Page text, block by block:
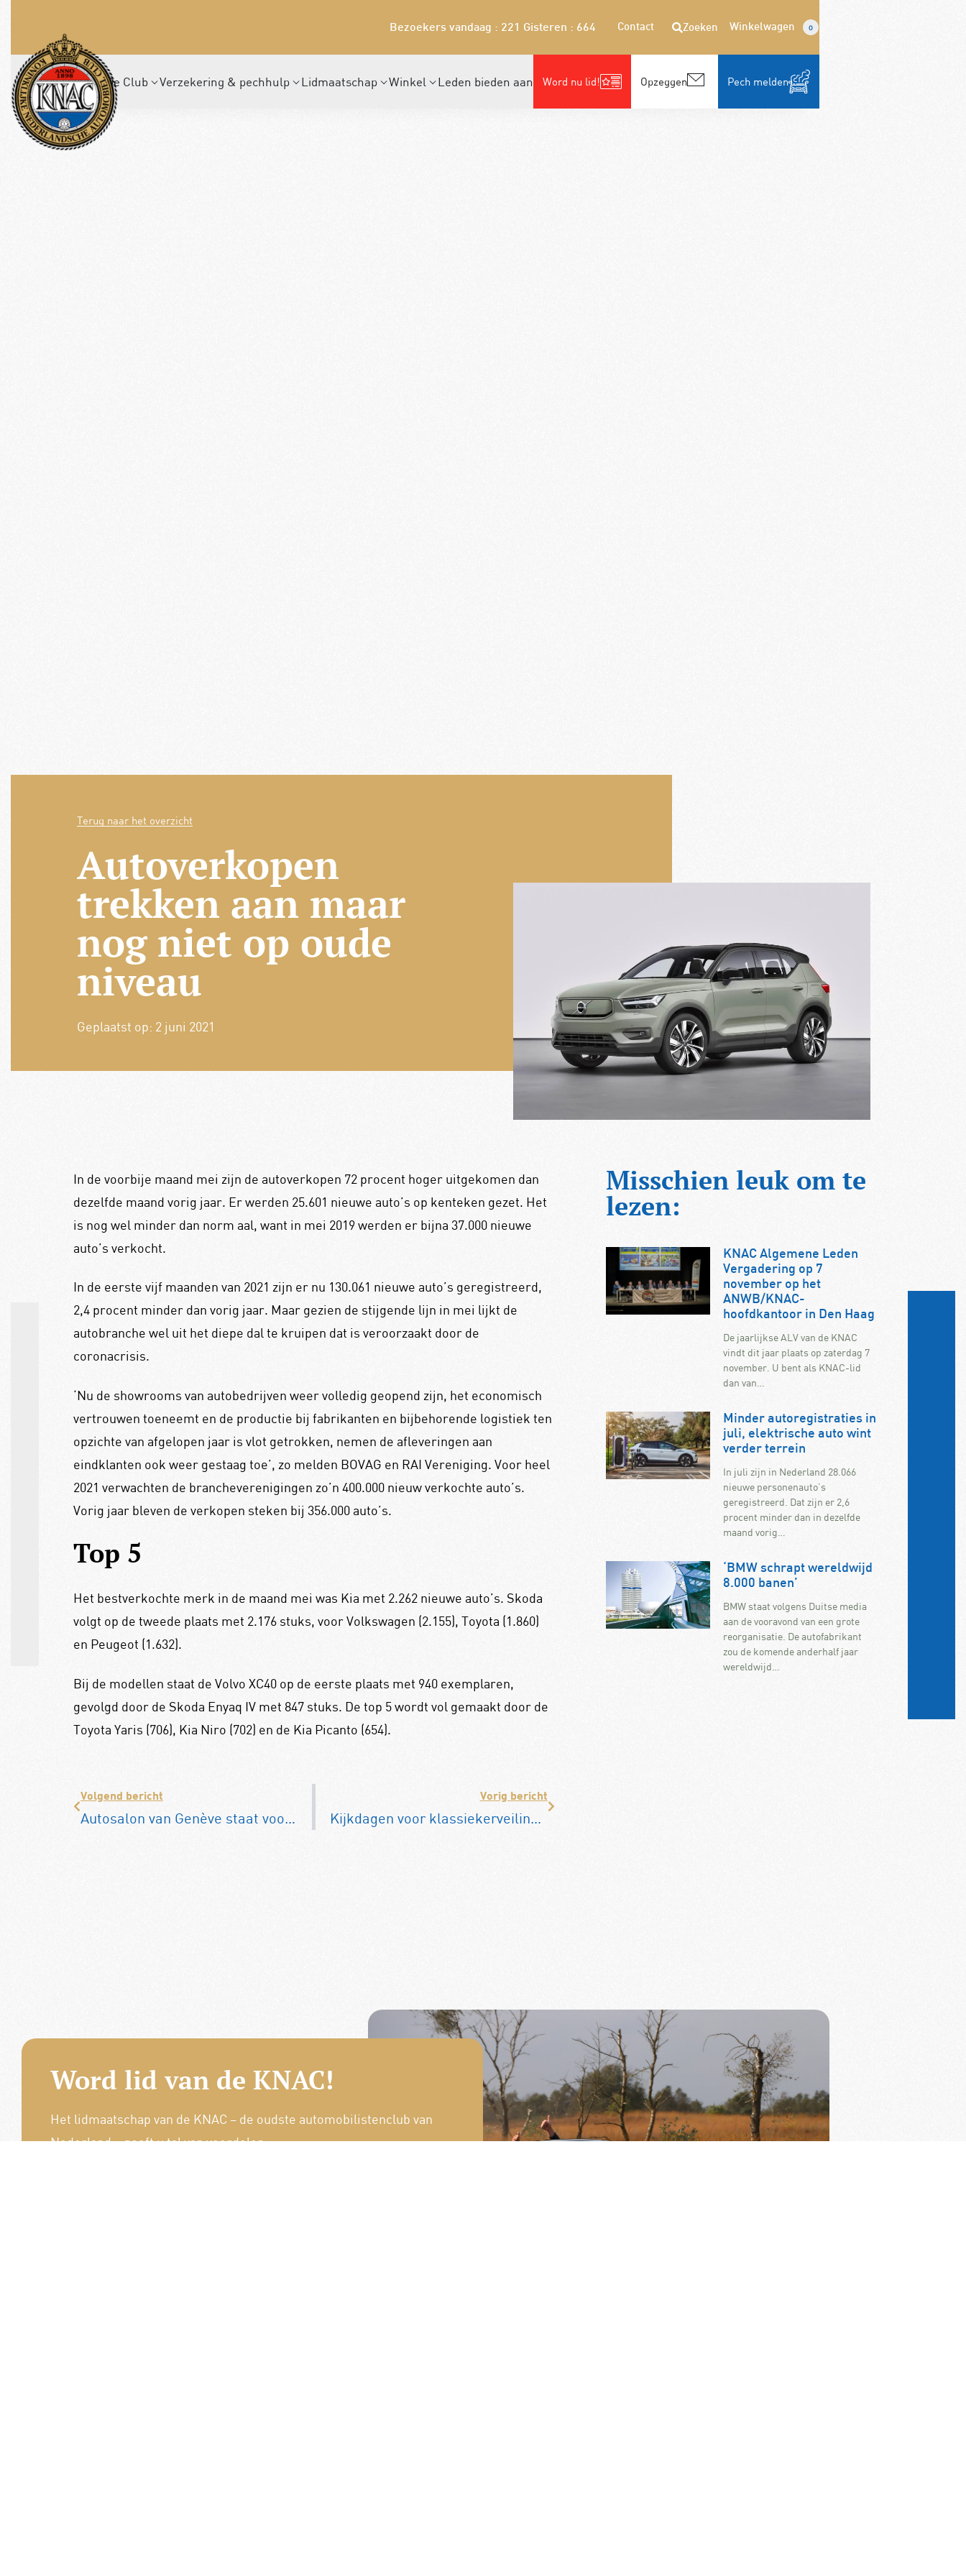
Bezoekers vandaag : 221 Gisteren : 664 Contact Zoeken Winkelwagen 0
De Club Verzekering & pechhulp Lidmaatschap Winkel Leden bieden aan Word nu lid! Opzeggen Pech melden
Terug naar het overzicht
Autoverkopen
trekken aan maar
nog niet op oude
niveau
Geplaatst op: 2 juni 2021
In de voorbije maand mei zijn de autoverkopen 72 procent hoger uitgekomen dan
dezelfde maand vorig jaar. Er werden 25.601 nieuwe auto’s op kenteken gezet. Het
is nog wel minder dan norm aal, want in mei 2019 werden er bijna 37.000 nieuwe
auto’s verkocht.
In de eerste vijf maanden van 2021 zijn er nu 130.061 nieuwe auto’s geregistreerd,
2,4 procent minder dan vorig jaar. Maar gezien de stijgende lijn in mei lijkt de
autobranche wel uit het diepe dal te kruipen dat is veroorzaakt door de
coronacrisis.
‘Nu de showrooms van autobedrijven weer volledig geopend zijn, het economisch
vertrouwen toeneemt en de productie bij fabrikanten en bijbehorende logistiek ten
opzichte van afgelopen jaar is vlot getrokken, nemen de afleveringen aan
eindklanten ook weer gestaag toe’, zo melden BOVAG en RAI Vereniging. Voor heel
2021 verwachten de brancheverenigingen zo’n 400.000 nieuw verkochte auto’s.
Vorig jaar bleven de verkopen steken bij 356.000 auto’s.
Top 5
Het bestverkochte merk in de maand mei was Kia met 2.262 nieuwe auto’s. Skoda
volgt op de tweede plaats met 2.176 stuks, voor Volkswagen (2.155), Toyota (1.860)
en Peugeot (1.632).
Bij de modellen staat de Volvo XC40 op de eerste plaats met 940 exemplaren,
gevolgd door de Skoda Enyaq IV met 847 stuks. De top 5 wordt vol gemaakt door de
Toyota Yaris (706), Kia Niro (702) en de Kia Picanto (654).
Volgend bericht
Autosalon van Genève staat voor 2022 op de agenda
Vorig bericht
Kijkdagen voor klassiekerveiling in Druten
Misschien leuk om te
lezen:
KNAC Algemene Leden
Vergadering op 7
november op het
ANWB/KNAC-
hoofdkantoor in Den Haag
De jaarlijkse ALV van de KNAC
vindt dit jaar plaats op zaterdag 7
november. U bent als KNAC-lid
dan van…
Minder autoregistraties in
juli, elektrische auto wint
verder terrein
In juli zijn in Nederland 28.066
nieuwe personenauto’s
geregistreerd. Dat zijn er 2,6
procent minder dan in dezelfde
maand vorig…
‘BMW schrapt wereldwijd
8.000 banen’
BMW staat volgens Duitse media
aan de vooravond van een grote
reorganisatie. De autofabrikant
zou de komende anderhalf jaar
wereldwijd…
Word lid van de KNAC!
Het lidmaatschap van de KNAC – de oudste automobilistenclub van
Nederland – geeft u tal van voordelen.